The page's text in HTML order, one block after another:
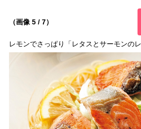
（画像 5 / 7）
レモンでさっぱり「レタスとサーモンの